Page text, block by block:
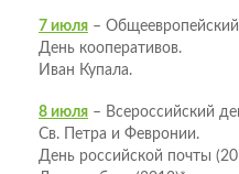
7 июля –
День кооперативов.
Иван Купала.
8 июля – Всероссийский
Св. Петра и Февронии.
День российской почты